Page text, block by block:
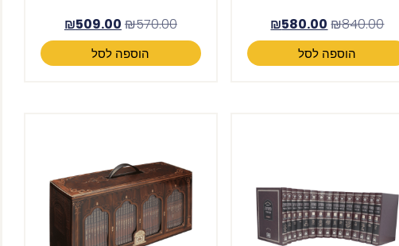
₪840.00
₪580.00
הוספה לסל
₪570.00
₪509.00
הוספה לסל